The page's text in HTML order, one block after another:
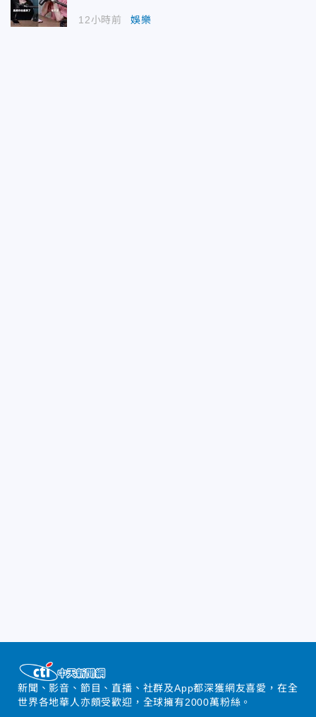
12小時前 娛樂
新聞、影音、節目、直播、社群及App都深獲網友喜愛，在全
世界各地華人亦頗受歡迎，全球擁有2000萬粉絲。